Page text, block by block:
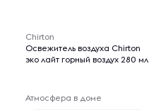
Chirton
Освежитель воздуха Chirton
эко лайт горный воздух 280 мл
Атмосфера в доме